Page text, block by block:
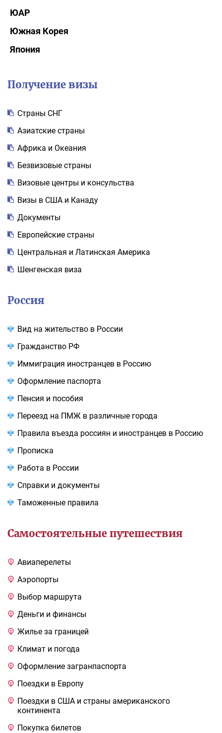
ЮАР
Южная Корея
Япония
Получение визы
Cтраны СНГ
Азиатские страны
Африка и Океания
Безвизовые страны
Визовые центры и консульства
Визы в США и Канаду
Документы
Европейские страны
Центральная и Латинская Америка
Шенгенская виза
Россия
Вид на жительство в России
Гражданство РФ
Иммиграция иностранцев в Россию
Оформление паспорта
Пенсия и пособия
Переезд на ПМЖ в различные города
Правила въезда россиян и иностранцев в Россию
Прописка
Работа в России
Справки и документы
Таможенные правила
Самостоятельные путешествия
Авиаперелеты
Аэропорты
Выбор маршрута
Деньги и финансы
Жилье за границей
Климат и погода
Оформление загранпаспорта
Поездки в Европу
Поездки в США и страны американского
континента
Покупка билетов